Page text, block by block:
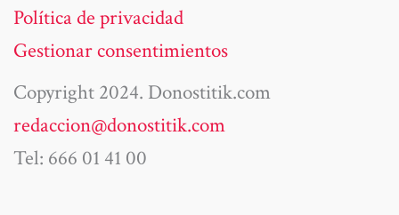
Política de privacidad
Gestionar consentimientos
Copyright 2024. Donostitik.com
redaccion@donostitik.com
Tel: 666 01 41 00